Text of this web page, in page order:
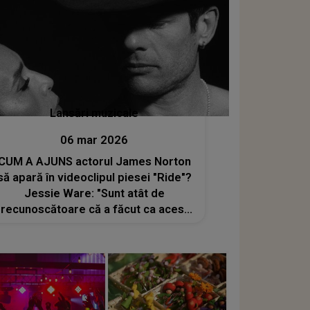
Lansări muzicale
06 mar 2026
A AJUNS actorul James Norton
apară în videoclipul piesei "Ride"?
Jessie Ware: "Sunt atât de
recunoscătoare că a făcut ca acest